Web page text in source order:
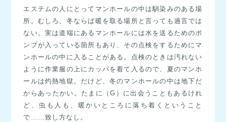
エステムの人にとってマンホールの中は馴染みのある場
所。むしろ、冬ならば暖を取る場所と言っても過言では
ない。実は道端にあるマンホールには水を送るためのポ
ンプが入っている箇所もあり、その点検をするためにマ
ンホールの中に入ることがある。点検のときは汚れない
ように作業服の上にカッパを着て入るので、夏のマンホ
ールは灼熱地獄。だけど、冬のマンホールの中は地下だ
からあったかい。たまに（G）に出会うこともあるけれ
ど、虫も人も、暖かいところに落ち着くということ
で……致し方なし。